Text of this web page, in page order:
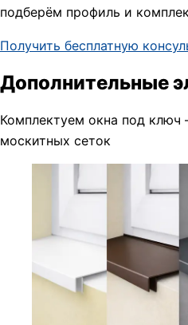
подберём профиль и
Получить бесплатную
Дополнительные
Комплектуем окна под
москитных сеток